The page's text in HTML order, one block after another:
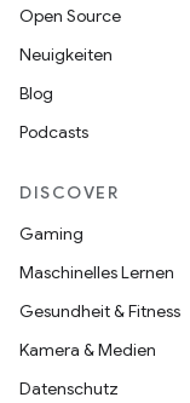
Open Source
Neuigkeiten
Blog
Podcasts
DISCOVER
Gaming
Maschinelles Lernen
Gesundheit & Fitness
Kamera & Medien
Datenschutz